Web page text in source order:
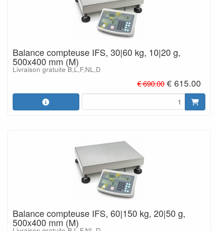
Balance compteuse IFS, 30|60 kg, 10|20 g,
500x400 mm (M)
Livraison gratuite B,L,F,NL,D
€ 690.00 € 615.00
Balance compteuse IFS, 60|150 kg, 20|50 g,
500x400 mm (M)